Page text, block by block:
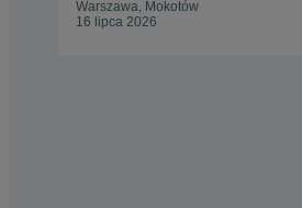
Warszawa, Mokotów
16 lipca 2026